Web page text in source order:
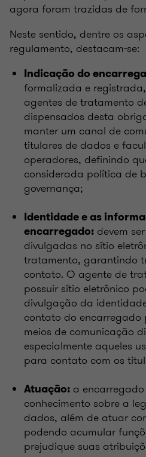
agora foram trazidas de
Neste sentido, dentre os
regulamento, destacam-se:
Indicação do
formalizada e
agentes de tratamento
dispensados desta
manter um canal de
titulares de dados e
operadores, definindo
considerada política de
governança;
Identidade e as
encarregado: devem
divulgadas no sítio
tratamento, garantindo
contato. O agente de
possuir sítio eletrônico
divulgação da
contato do encarregado
meios de comunicação
especialmente aqueles
para contato com os
Atuação: a
conhecimento sobre a
dados, além de atuar
podendo acumular
prejudique suas